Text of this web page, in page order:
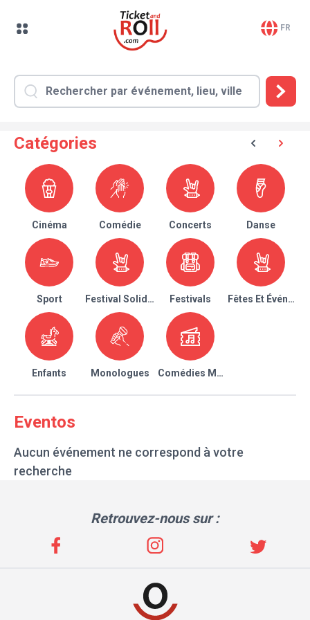
FR
Catégories
Cinéma Comédie Concerts Danse
Sport Festival Solidaire Festivals Fêtes Et
Enfants Monologues Comédies Musicales
Eventos
Aucun événement ne correspond à votre
recherche
Retrouvez-nous sur :